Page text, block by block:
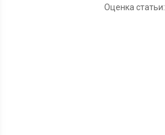
Оценка статьи: